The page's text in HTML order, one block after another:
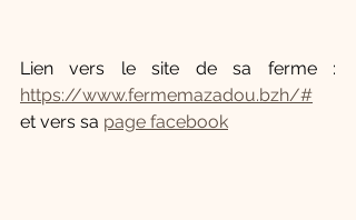
https://www.fermemazadou.bzh/#
et vers sa page facebook